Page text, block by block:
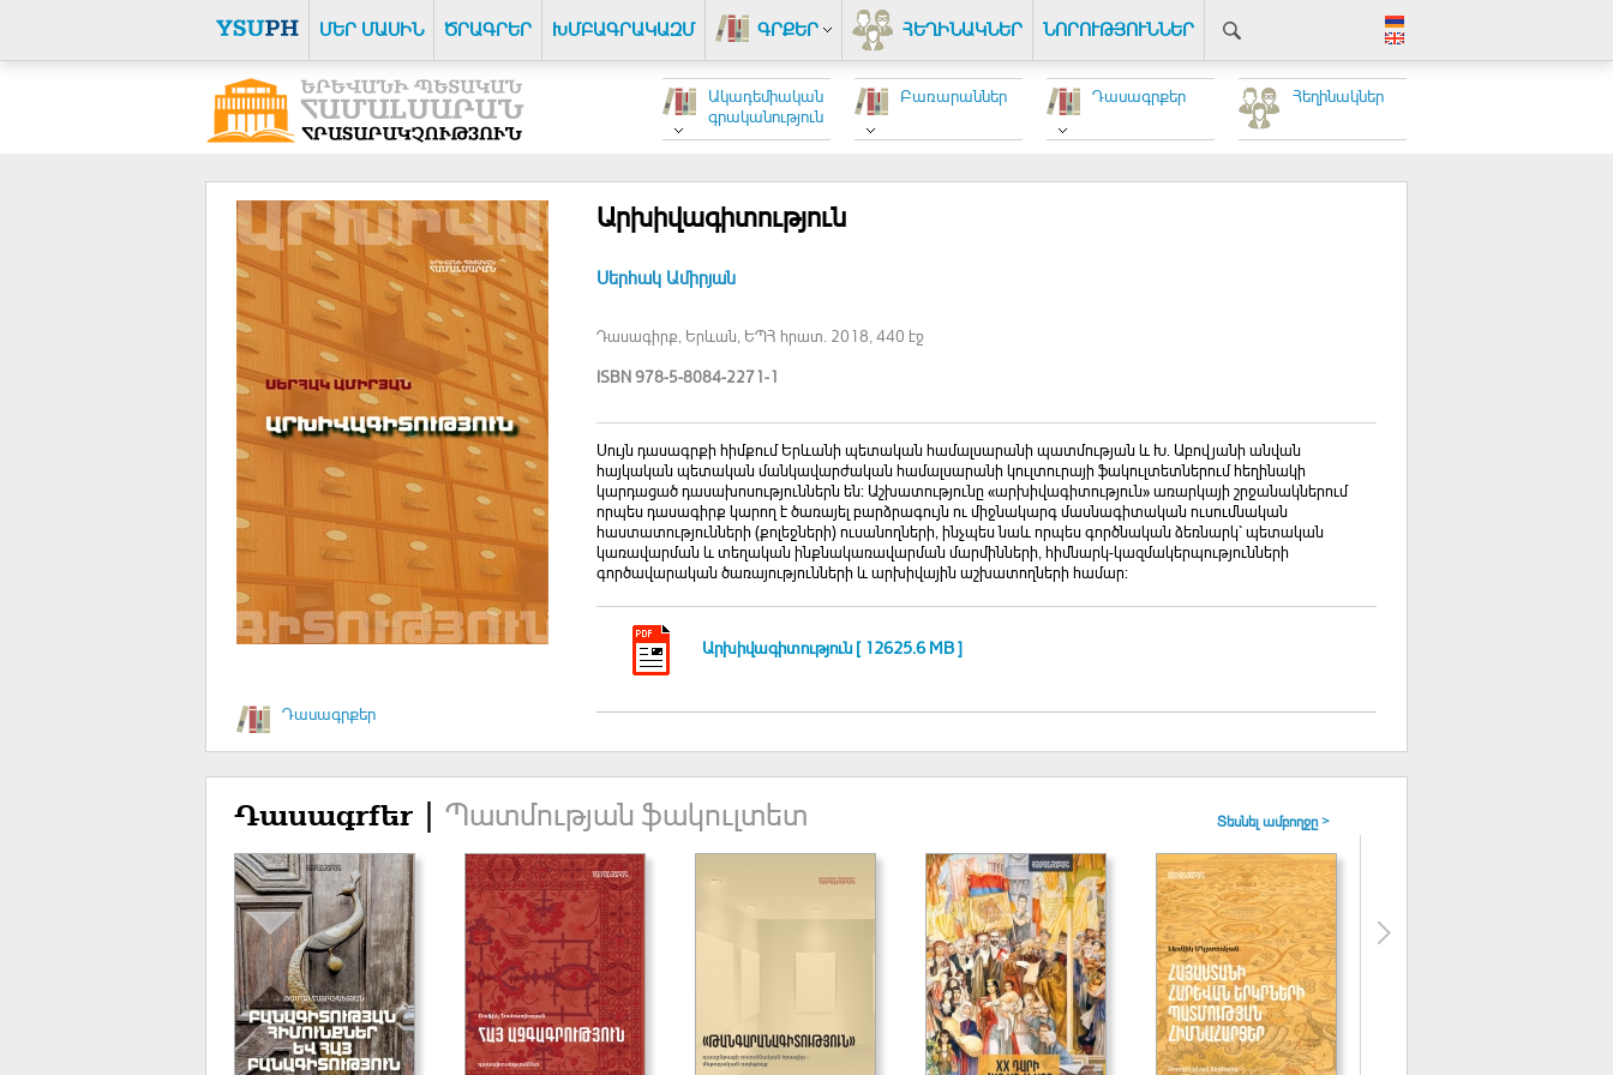
ՄԵՐ ՄԱՍԻՆ ԾՐԱԳՐԵՐ ԽՄԲԱԳՐԱԿԱԶՄ ԳՐՔԵՐ ՀԵՂԻՆԱԿՆԵՐ ՆՈՐՈՒԹՅՈՒՆՆԵՐ
Հեղինակներ
Դասագրքեր
Բառարաններ
Ակադեմիական
գրականություն
Դասագրքեր
Արխիվագիտություն
Սերհակ Ամիրյան
Դասագիրք, Երևան, ԵՊՀ հրատ. 2018, 440 էջ
ISBN 978-5-8084-2271-1
Սույն դասագրքի հիմքում Երևանի պետական համալսարանի պատմության և Խ. Աբովյանի անվան
հայկական պետական մանկավարժական համալսարանի կուլտուրայի ֆակուլտետներում հեղինակի
կարդացած դասախոսություններն են: Աշխատությունը «արխիվագիտություն» առարկայի շրջանակներում
որպես դասագիրք կարող է ծառայել բարձրագույն ու միջնակարգ մասնագիտական ուսումնական
հաստատությունների (քոլեջների) ուսանողների, ինչպես նաև որպես գործնական ձեռնարկ՝ պետական
կառավարման և տեղական ինքնակառավարման մարմինների, հիմնարկ-կազմակերպությունների
գործավարական ծառայությունների և արխիվային աշխատողների համար:
Արխիվագիտություն [ 12625.6 MB ]
Դասագրքեր | Պատմության ֆակուլտետ Տեսնել ամբողջը >